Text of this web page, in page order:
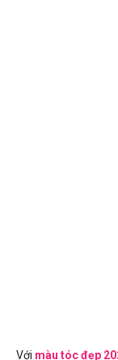
Với màu tóc đẹp